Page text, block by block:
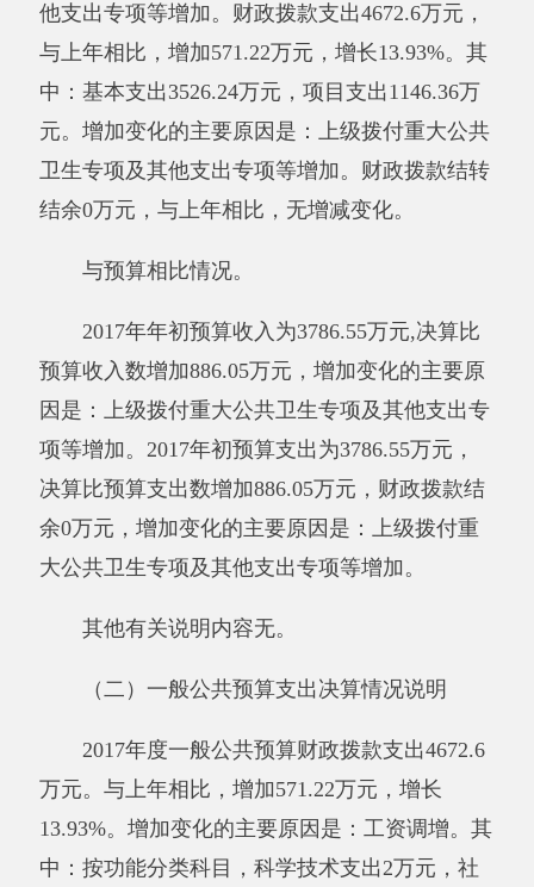
与预算相比情况。
2017年初预算支出为3786.55万元，决算比
预算支出数增加886.05万元，增长18.96%增加变
化的主要原因是：上级拨付重大公共卫生专项及
其他支出专项等增加。
其他有关说明内容无。
（三）政府性基金预算收支决算情况说明
2017年度政府性基金预算财政拨款收入0万
元，与上年相比，无增减变化。政府性基金预算
财政拨款支出0万元，与上年相比，无增减变
化。
与预算相比情况无。
其他有关说明内容无。
年相比，无增减变化。其中：按功能分类科目，
支出0万元，0支出0万元。
其他有关说明内容无。